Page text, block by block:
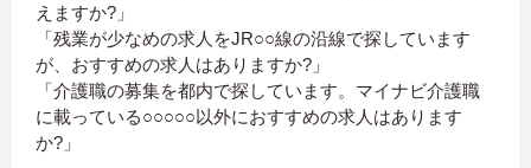
えますか?」
「残業が少なめの求人をJR○○線の沿線で探しています
が、おすすめの求人はありますか?」
「介護職の募集を都内で探しています。マイナビ介護職
に載っている○○○○○以外におすすめの求人はあります
か?」